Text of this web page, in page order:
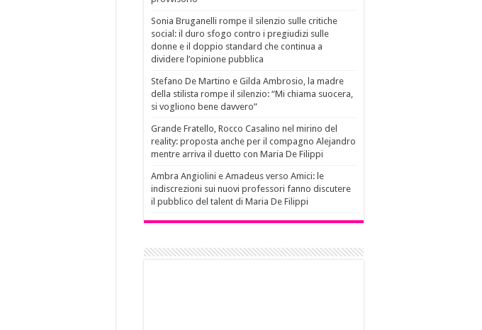
Sonia Bruganelli rompe il silenzio sulle critiche
social: il duro sfogo contro i pregiudizi sulle
donne e il doppio standard che continua a
dividere l’opinione pubblica
Stefano De Martino e Gilda Ambrosio, la madre
della stilista rompe il silenzio: “Mi chiama suocera,
si vogliono bene davvero”
Grande Fratello, Rocco Casalino nel mirino del
reality: proposta anche per il compagno Alejandro
mentre arriva il duetto con Maria De Filippi
Ambra Angiolini e Amadeus verso Amici: le
indiscrezioni sui nuovi professori fanno discutere
il pubblico del talent di Maria De Filippi